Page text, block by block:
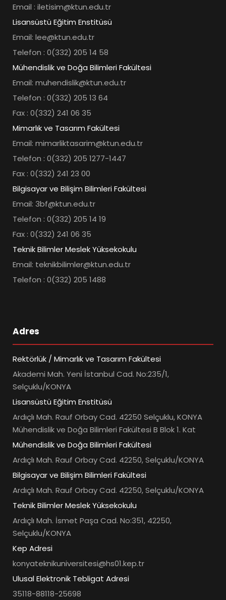
Email : iletisim@ktun.edu.tr
Lisansüstü Eğitim Enstitüsü
Email: lee@ktun.edu.tr
Telefon : 0(332) 205 14 58
Mühendislik ve Doğa Bilimleri Fakültesi
Email: muhendislik@ktun.edu.tr
Telefon : 0(332) 205 13 64
Fax : 0(332) 241 06 35
Mimarlık ve Tasarım Fakültesi
Email: mimarliktasarim@ktun.edu.tr
Telefon : 0(332) 205 1277-1447
Fax : 0(332) 241 23 00
Bilgisayar ve Bilişim Bilimleri Fakültesi
Email: 3bf@ktun.edu.tr
Telefon : 0(332) 205 14 19
Fax : 0(332) 241 06 35
Teknik Bilimler Meslek Yüksekokulu
Email: teknikbilimler@ktun.edu.tr
Telefon : 0(332) 205 1488
Adres
Rektörlük / Mimarlık ve Tasarım Fakültesi
Akademi Mah. Yeni İstanbul Cad. No:235/1,
Selçuklu/KONYA
Lisansüstü Eğitim Enstitüsü
Ardıçlı Mah. Rauf Orbay Cad. 42250 Selçuklu, KONYA
Mühendislik ve Doğa Bilimleri Fakültesi B Blok 1. Kat
Mühendislik ve Doğa Bilimleri Fakültesi
Ardıçlı Mah. Rauf Orbay Cad. 42250, Selçuklu/KONYA
Bilgisayar ve Bilişim Bilimleri Fakültesi
Ardıçlı Mah. Rauf Orbay Cad. 42250, Selçuklu/KONYA
Teknik Bilimler Meslek Yüksekokulu
Ardıçlı Mah. İsmet Paşa Cad. No:351, 42250,
Selçuklu/KONYA
Kep Adresi
konyateknikuniversitesi@hs01.kep.tr
Ulusal Elektronik Tebligat Adresi
35118-88118-25698